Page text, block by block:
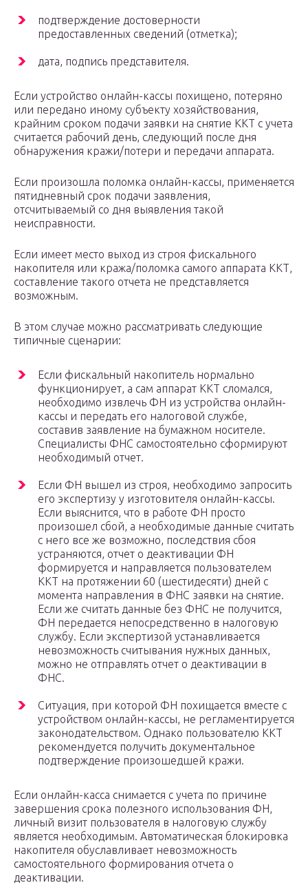
подтверждение достоверности
предоставленных сведений (отметка);
дата, подпись представителя.
Если устройство онлайн-кассы похищено, потеряно
или передано иному субъекту хозяйствования,
крайним сроком подачи заявки на снятие ККТ с учета
считается рабочий день, следующий после дня
обнаружения кражи/потери и передачи аппарата.
Если произошла поломка онлайн-кассы, применяется
пятидневный срок подачи заявления,
отсчитываемый со дня выявления такой
неисправности.
Если имеет место выход из строя фискального
накопителя или кража/поломка самого аппарата ККТ,
составление такого отчета не представляется
возможным.
В этом случае можно рассматривать следующие
типичные сценарии:
Если фискальный накопитель нормально
функционирует, а сам аппарат ККТ сломался,
необходимо извлечь ФН из устройства онлайн-
кассы и передать его налоговой службе,
составив заявление на бумажном носителе.
Специалисты ФНС самостоятельно сформируют
необходимый отчет.
Если ФН вышел из строя, необходимо запросить
его экспертизу у изготовителя онлайн-кассы.
Если выяснится, что в работе ФН просто
произошел сбой, а необходимые данные считать
с него все же возможно, последствия сбоя
устраняются, отчет о деактивации ФН
формируется и направляется пользователем
ККТ на протяжении 60 (шестидесяти) дней с
момента направления в ФНС заявки на снятие.
Если же считать данные без ФНС не получится,
ФН передается непосредственно в налоговую
службу. Если экспертизой устанавливается
невозможность считывания нужных данных,
можно не отправлять отчет о деактивации в
ФНС.
Ситуация, при которой ФН похищается вместе с
устройством онлайн-кассы, не регламентируется
законодательством. Однако пользователю ККТ
рекомендуется получить документальное
подтверждение произошедшей кражи.
Если онлайн-касса снимается с учета по причине
завершения срока полезного использования ФН,
личный визит пользователя в налоговую службу
является необходимым. Автоматическая блокировка
накопителя обуславливает невозможность
самостоятельного формирования отчета о
деактивации.